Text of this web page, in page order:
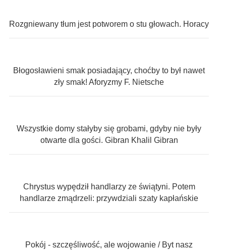
Rozgniewany tłum jest potworem o stu głowach. Horacy
Błogosławieni smak posiadający, choćby to był nawet
zły smak! Aforyzmy F. Nietsche
Wszystkie domy stałyby się grobami, gdyby nie były
otwarte dla gości. Gibran Khalil Gibran
Chrystus wypędził handlarzy ze świątyni. Potem
handlarze zmądrzeli: przywdziali szaty kapłańskie
Pokój - szczęśliwość, ale wojowanie / Byt nasz